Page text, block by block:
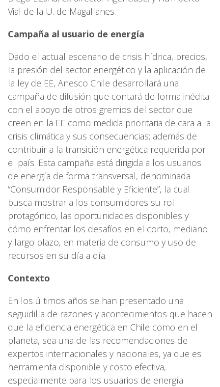
Vial de la U. de Magallanes.
Campaña al usuario de energía
Dado el actual escenario de crisis hídrica, precios,
la presión del sector energético y la aplicación de
la ley de EE, Anesco Chile desarrollará una
campaña de difusión que contará de forma inédita
con el apoyo de otros gremios del sector que
creen en la EE como medida prioritaria de cara a la
crisis climática y sus consecuencias; además de
contribuir a la transición energética requerida por
el país. Esta campaña está dirigida a los usuarios
de energía de forma transversal, denominada
“Consumidor Responsable y Eficiente”, la cual
busca mostrar a los consumidores su rol
protagónico, las oportunidades disponibles y
cómo enfrentar los desafíos en el corto, mediano
y largo plazo, en materia de consumo y uso de
recursos en su día a día.
Contexto
En los últimos años se han presentado una
seguidilla de razones y acontecimientos que hacen
que la eficiencia energética en Chile como en el
planeta, sea una de las recomendaciones de
expertos internacionales y nacionales, ya que es
herramienta disponible y costo efectiva,
especialmente para los usuarios de energía